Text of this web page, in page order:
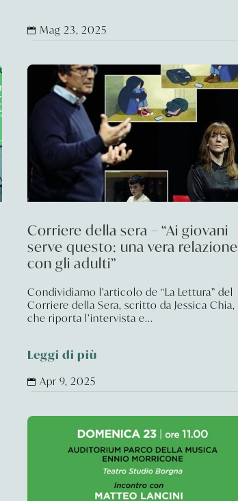
 Mag 23, 2025
Corriere della sera – “Ai giovani
serve questo: una vera relazione
con gli adulti”
Condividiamo l’articolo de “La Lettura” del
Corriere della Sera, scritto da Jessica Chia,
che riporta l’intervista e...
Leggi di più
 Apr 9, 2025